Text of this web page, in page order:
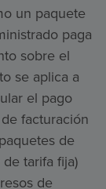
un paquete
paga
sobre el
se aplica a
el pago
facturación
de
tarifa fija)
de